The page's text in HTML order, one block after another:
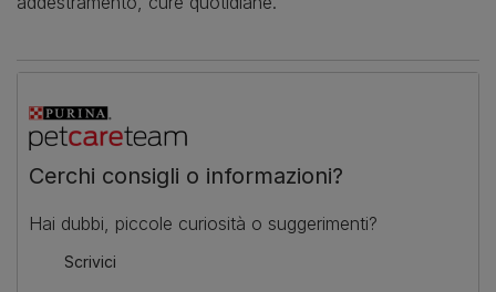
Cerchi consigli o informazioni?
Hai dubbi, piccole curiosità o suggerimenti?
Scrivici